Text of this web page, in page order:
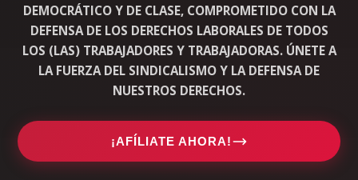
DEMOCRÁTICO Y DE CLASE, COMPROMETIDO CON LA
DEFENSA DE LOS DERECHOS LABORALES DE TODOS
LOS (LAS) TRABAJADORES Y TRABAJADORAS. ÚNETE A
LA FUERZA DEL SINDICALISMO Y LA DEFENSA DE
NUESTROS DERECHOS.
¡AFÍLIATE AHORA!